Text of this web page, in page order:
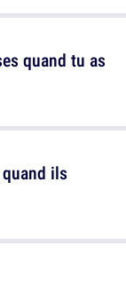
quand tu as
ils